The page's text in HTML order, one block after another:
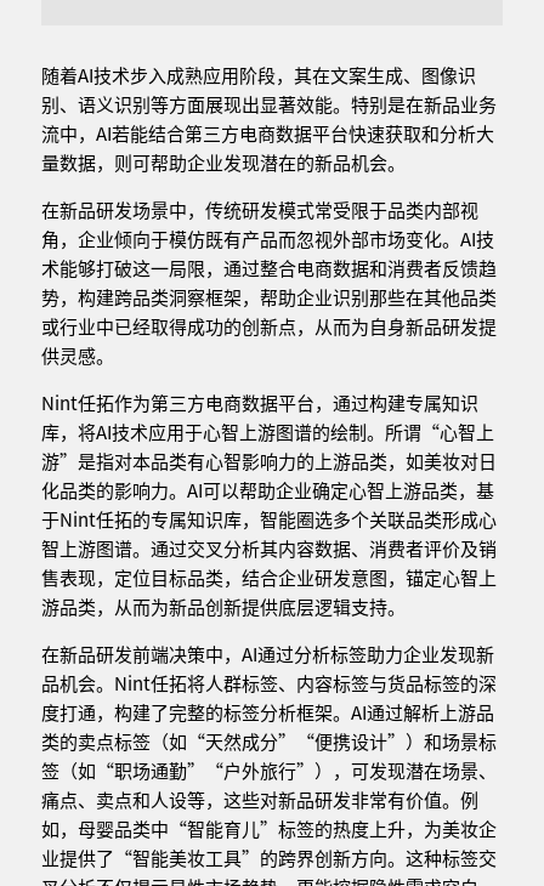
随着AI技术步入成熟应用阶段，其在文案生成、图像识
别、语义识别等方面展现出显著效能。特别是在新品业务
流中，AI若能结合第三方电商数据平台快速获取和分析大
量数据，则可帮助企业发现潜在的新品机会。
在新品研发场景中，传统研发模式常受限于品类内部视
角，企业倾向于模仿既有产品而忽视外部市场变化。AI技
术能够打破这一局限，通过整合电商数据和消费者反馈趋
势，构建跨品类洞察框架，帮助企业识别那些在其他品类
或行业中已经取得成功的创新点，从而为自身新品研发提
供灵感。
Nint任拓作为第三方电商数据平台，通过构建专属知识
库，将AI技术应用于心智上游图谱的绘制。所谓“心智上
游”是指对本品类有心智影响力的上游品类，如美妆对日
化品类的影响力。AI可以帮助企业确定心智上游品类，基
于Nint任拓的专属知识库，智能圈选多个关联品类形成心
智上游图谱。通过交叉分析其内容数据、消费者评价及销
售表现，定位目标品类，结合企业研发意图，锚定心智上
游品类，从而为新品创新提供底层逻辑支持。
在新品研发前端决策中，AI通过分析标签助力企业发现新
品机会。Nint任拓将人群标签、内容标签与货品标签的深
度打通，构建了完整的标签分析框架。AI通过解析上游品
类的卖点标签（如“天然成分”“便携设计”）和场景标
签（如“职场通勤”“户外旅行”），可发现潜在场景、
痛点、卖点和人设等，这些对新品研发非常有价值。例
如，母婴品类中“智能育儿”标签的热度上升，为美妆企
业提供了“智能美妆工具”的跨界创新方向。这种标签交